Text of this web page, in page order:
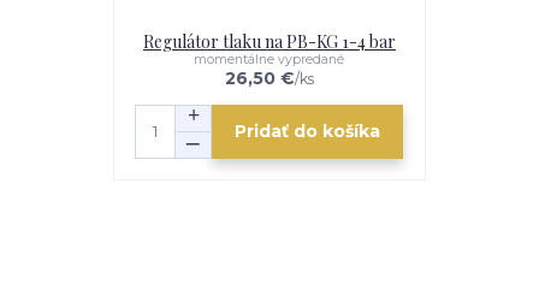
Regulátor tlaku na PB-KG 1-4 bar
26,50 €/ks
momentálne vypredané
Pridať do košíka